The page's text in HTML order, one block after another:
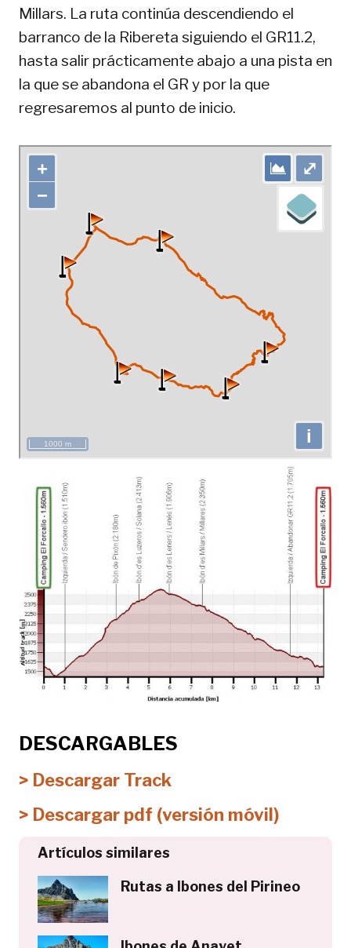
Millars. La ruta continúa descendiendo el
barranco de la Ribereta siguiendo el GR11.2,
hasta salir prácticamente abajo a una pista en
la que se abandona el GR y por la que
regresaremos al punto de inicio.
DESCARGABLES
> Descargar Track
> Descargar pdf (versión móvil)
Artículos similares
Rutas a Ibones del Pirineo